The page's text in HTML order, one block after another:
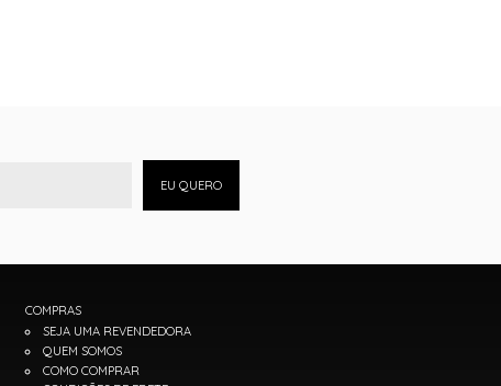
EU QUERO
COMPRAS
SEJA UMA REVENDEDORA
QUEM SOMOS
COMO COMPRAR